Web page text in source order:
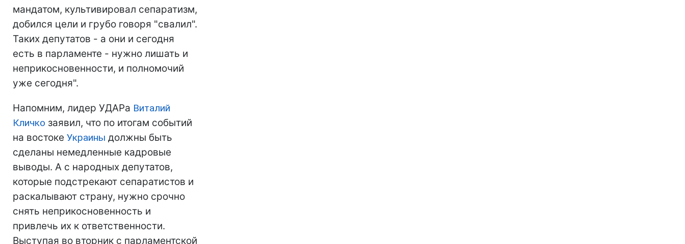
мандатом, культивировал сепаратизм,
добился цели и грубо говоря "свалил".
Таких депутатов - а они и сегодня
есть в парламенте - нужно лишать и
неприкосновенности, и полномочий
уже сегодня".
Напомним, лидер УДАРа Виталий
Кличко заявил, что по итогам событий
на востоке Украины должны быть
сделаны немедленные кадровые
выводы. А с народных депутатов,
которые подстрекают сепаратистов и
раскалывают страну, нужно срочно
снять неприкосновенность и
привлечь их к ответственности.
Выступая во вторник с парламентской